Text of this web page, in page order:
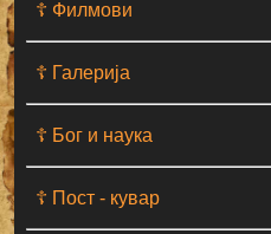
☦ Филмови
☦ Галерија
☦ Бог и наука
☦ Пост - кувар